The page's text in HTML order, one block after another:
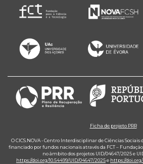
Ficha de projeto PRR
O CICS.NOVA - Centro Interdisciplinar de Ciências Sociais
financiado por fundos nacionais através da FCT – Fundação
no âmbito dos projetos UID/04647/2025 e
https://doi.org/10.54499/UID/04647/2025e https://doi.org/